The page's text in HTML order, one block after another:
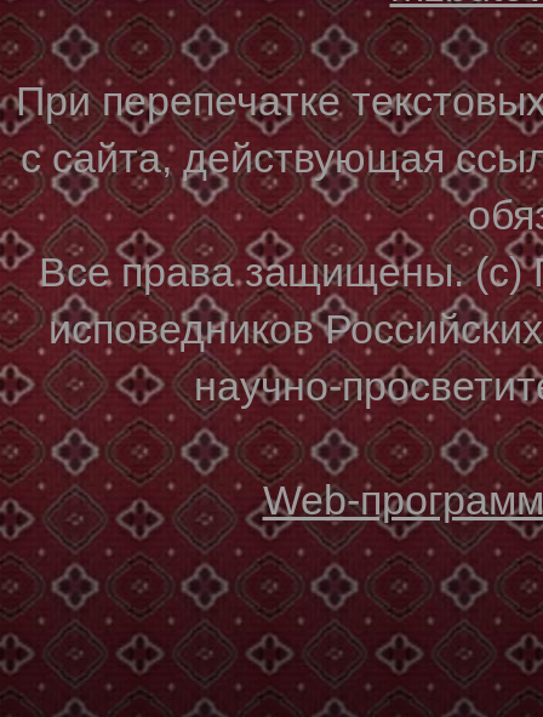
При перепечатке
с сайта, действующая
Все права защищены. (с)
исповедников
научно-
Web-